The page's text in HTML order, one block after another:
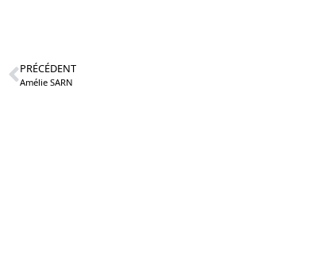
PRÉCÉDENT
Amélie SARN